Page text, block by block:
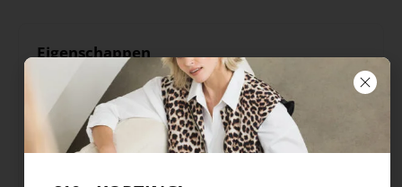
Eigenschappen
Kleur
Grijs
Merk
Skechers